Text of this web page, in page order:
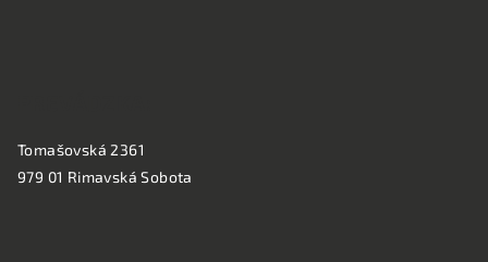
Tomašovská 2361
979 01 Rimavská Sobota